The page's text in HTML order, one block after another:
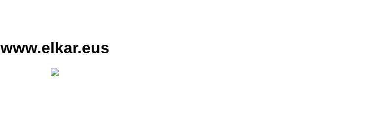
www.elkar.eus